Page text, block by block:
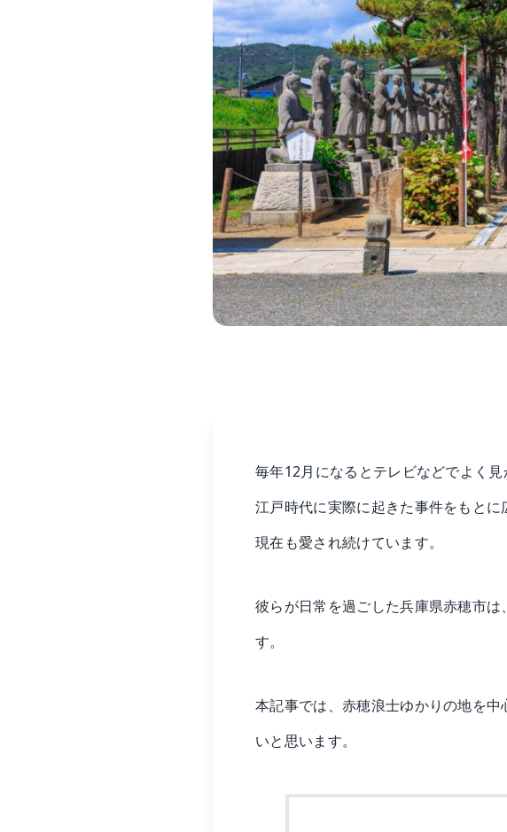
毎年12月になるとテレビなどでよく見
江戸時代に実際に起きた事件をもと
現在も愛され続けています。
彼らが日常を過ごした兵庫県赤穂市
す。
本記事では、赤穂浪士ゆかりの地を
いと思います。